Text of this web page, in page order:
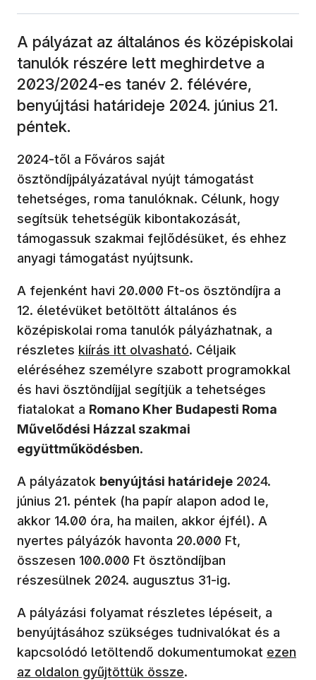
A pályázat az általános és középiskolai
tanulók részére lett meghirdetve a
2023/2024-es tanév 2. félévére,
benyújtási határideje 2024. június 21.
péntek.
2024-től a Főváros saját
ösztöndíjpályázatával nyújt támogatást
tehetséges, roma tanulóknak. Célunk, hogy
segítsük tehetségük kibontakozását,
támogassuk szakmai fejlődésüket, és ehhez
anyagi támogatást nyújtsunk.
A fejenként havi 20.000 Ft-os ösztöndíjra a
12. életévüket betöltött általános és
középiskolai roma tanulók pályázhatnak, a
részletes kiírás itt olvasható. Céljaik
eléréséhez személyre szabott programokkal
és havi ösztöndíjjal segítjük a tehetséges
fiatalokat a Romano Kher Budapesti Roma
Művelődési Házzal szakmai
együttműködésben.
A pályázatok benyújtási határideje 2024.
június 21. péntek (ha papír alapon adod le,
akkor 14.00 óra, ha mailen, akkor éjfél). A
nyertes pályázók havonta 20.000 Ft,
összesen 100.000 Ft ösztöndíjban
részesülnek 2024. augusztus 31-ig.
A pályázási folyamat részletes lépéseit, a
benyújtásához szükséges tudnivalókat és a
kapcsolódó letöltendő dokumentumokat ezen
az oldalon gyűjtöttük össze.